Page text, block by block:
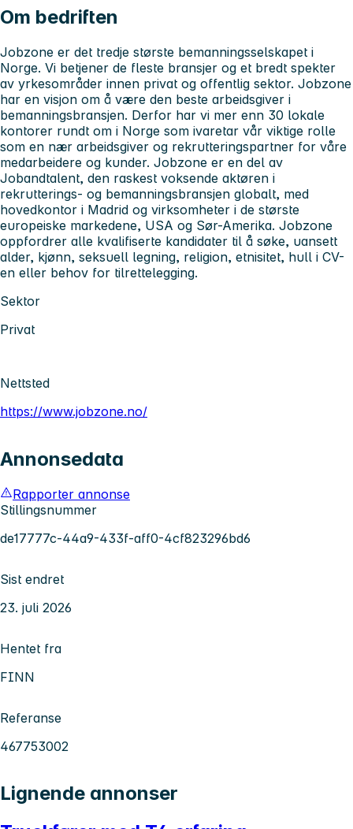
Om bedriften
Jobzone er det tredje største bemanningsselskapet i
Norge. Vi betjener de fleste bransjer og et bredt spekter
av yrkesområder innen privat og offentlig sektor. Jobzone
har en visjon om å være den beste arbeidsgiver i
bemanningsbransjen. Derfor har vi mer enn 30 lokale
kontorer rundt om i Norge som ivaretar vår viktige rolle
som en nær arbeidsgiver og rekrutteringspartner for våre
medarbeidere og kunder. Jobzone er en del av
Jobandtalent, den raskest voksende aktøren i
rekrutterings- og bemanningsbransjen globalt, med
hovedkontor i Madrid og virksomheter i de største
europeiske markedene, USA og Sør-Amerika. Jobzone
oppfordrer alle kvalifiserte kandidater til å søke, uansett
alder, kjønn, seksuell legning, religion, etnisitet, hull i CV-
en eller behov for tilrettelegging.
Sektor
Privat
Nettsted
https://www.jobzone.no/
Annonsedata
Rapporter annonse
Stillingsnummer
de17777c-44a9-433f-aff0-4cf823296bd6
Sist endret
23. juli 2026
Hentet fra
FINN
Referanse
467753002
Lignende annonser